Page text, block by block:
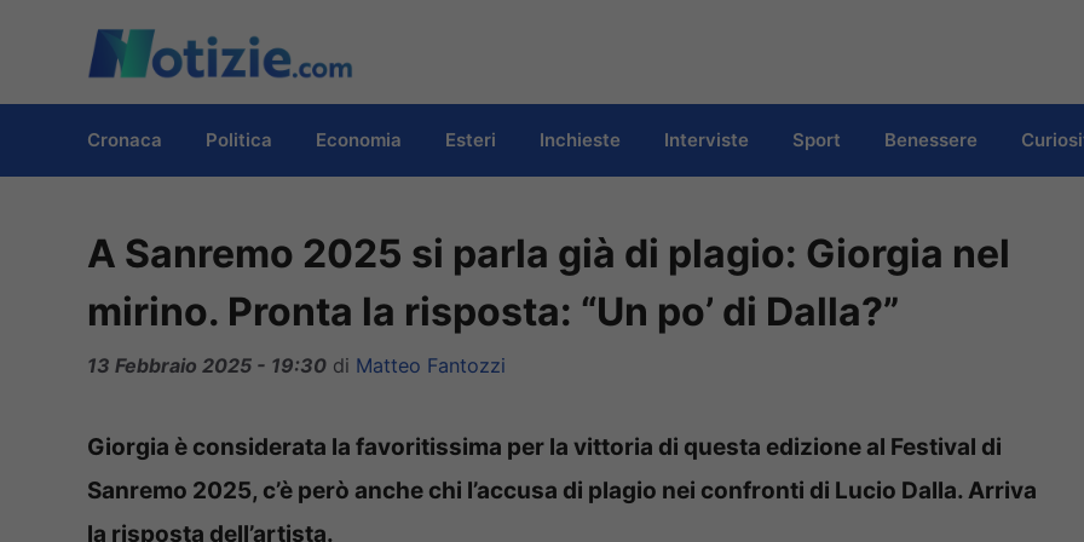
contenuto
Cronaca Politica Economia Esteri Inchieste Interviste Sport Benessere
A Sanremo 2025 si parla già di plagio: Giorgia nel
mirino. Pronta la risposta: “Un po’ di Dalla?”
13 Febbraio 2025 - 19:30 di Matteo Fantozzi
Giorgia è considerata la favoritissima per la vittoria di questa edizione al Festival di
Sanremo 2025, c’è però anche chi l’accusa di plagio nei confronti di Lucio Dalla. Arriva
la risposta dell’artista.